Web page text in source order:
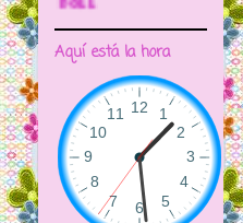
🌼CRIPTA
Aquí está la hora